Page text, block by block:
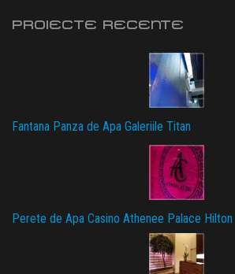
PROIECTE RECENTE
Fantana Panza de Apa Galeriile Titan
Perete de Apa Casino Athenee Palace Hilton